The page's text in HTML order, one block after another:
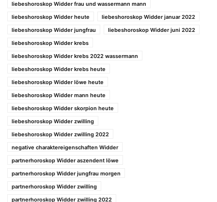
liebeshoroskop Widder frau und wassermann mann
liebeshoroskop Widder heute
liebeshoroskop Widder januar 2022
liebeshoroskop Widder jungfrau
liebeshoroskop Widder juni 2022
liebeshoroskop Widder krebs
liebeshoroskop Widder krebs 2022 wassermann
liebeshoroskop Widder krebs heute
liebeshoroskop Widder löwe heute
liebeshoroskop Widder mann heute
liebeshoroskop Widder skorpion heute
liebeshoroskop Widder zwilling
liebeshoroskop Widder zwilling 2022
negative charaktereigenschaften Widder
partnerhoroskop Widder aszendent löwe
partnerhoroskop Widder jungfrau morgen
partnerhoroskop Widder zwilling
partnerhoroskop Widder zwilling 2022